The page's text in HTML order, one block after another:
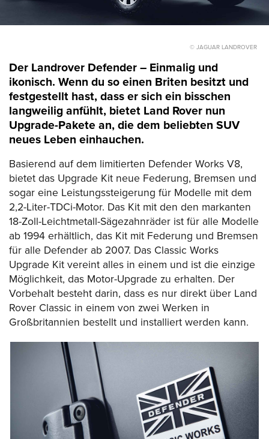
© JAGUAR LANDROVER
Der Landrover Defender – Einmalig und
ikonisch. Wenn du so einen Briten besitzt und
festgestellt hast, dass er sich ein bisschen
langweilig anfühlt, bietet Land Rover nun
Upgrade-Pakete an, die dem beliebten SUV
neues Leben einhauchen.
Basierend auf dem limitierten Defender Works V8,
bietet das Upgrade Kit neue Federung, Bremsen und
sogar eine Leistungssteigerung für Modelle mit dem
2,2-Liter-TDCi-Motor. Das Kit mit den den markanten
18-Zoll-Leichtmetall-Sägezahnräder ist für alle Modelle
ab 1994 erhältlich, das Kit mit Federung und Bremsen
für alle Defender ab 2007. Das Classic Works
Upgrade Kit vereint alles in einem und ist die einzige
Möglichkeit, das Motor-Upgrade zu erhalten. Der
Vorbehalt besteht darin, dass es nur direkt über Land
Rover Classic in einem von zwei Werken in
Großbritannien bestellt und installiert werden kann.